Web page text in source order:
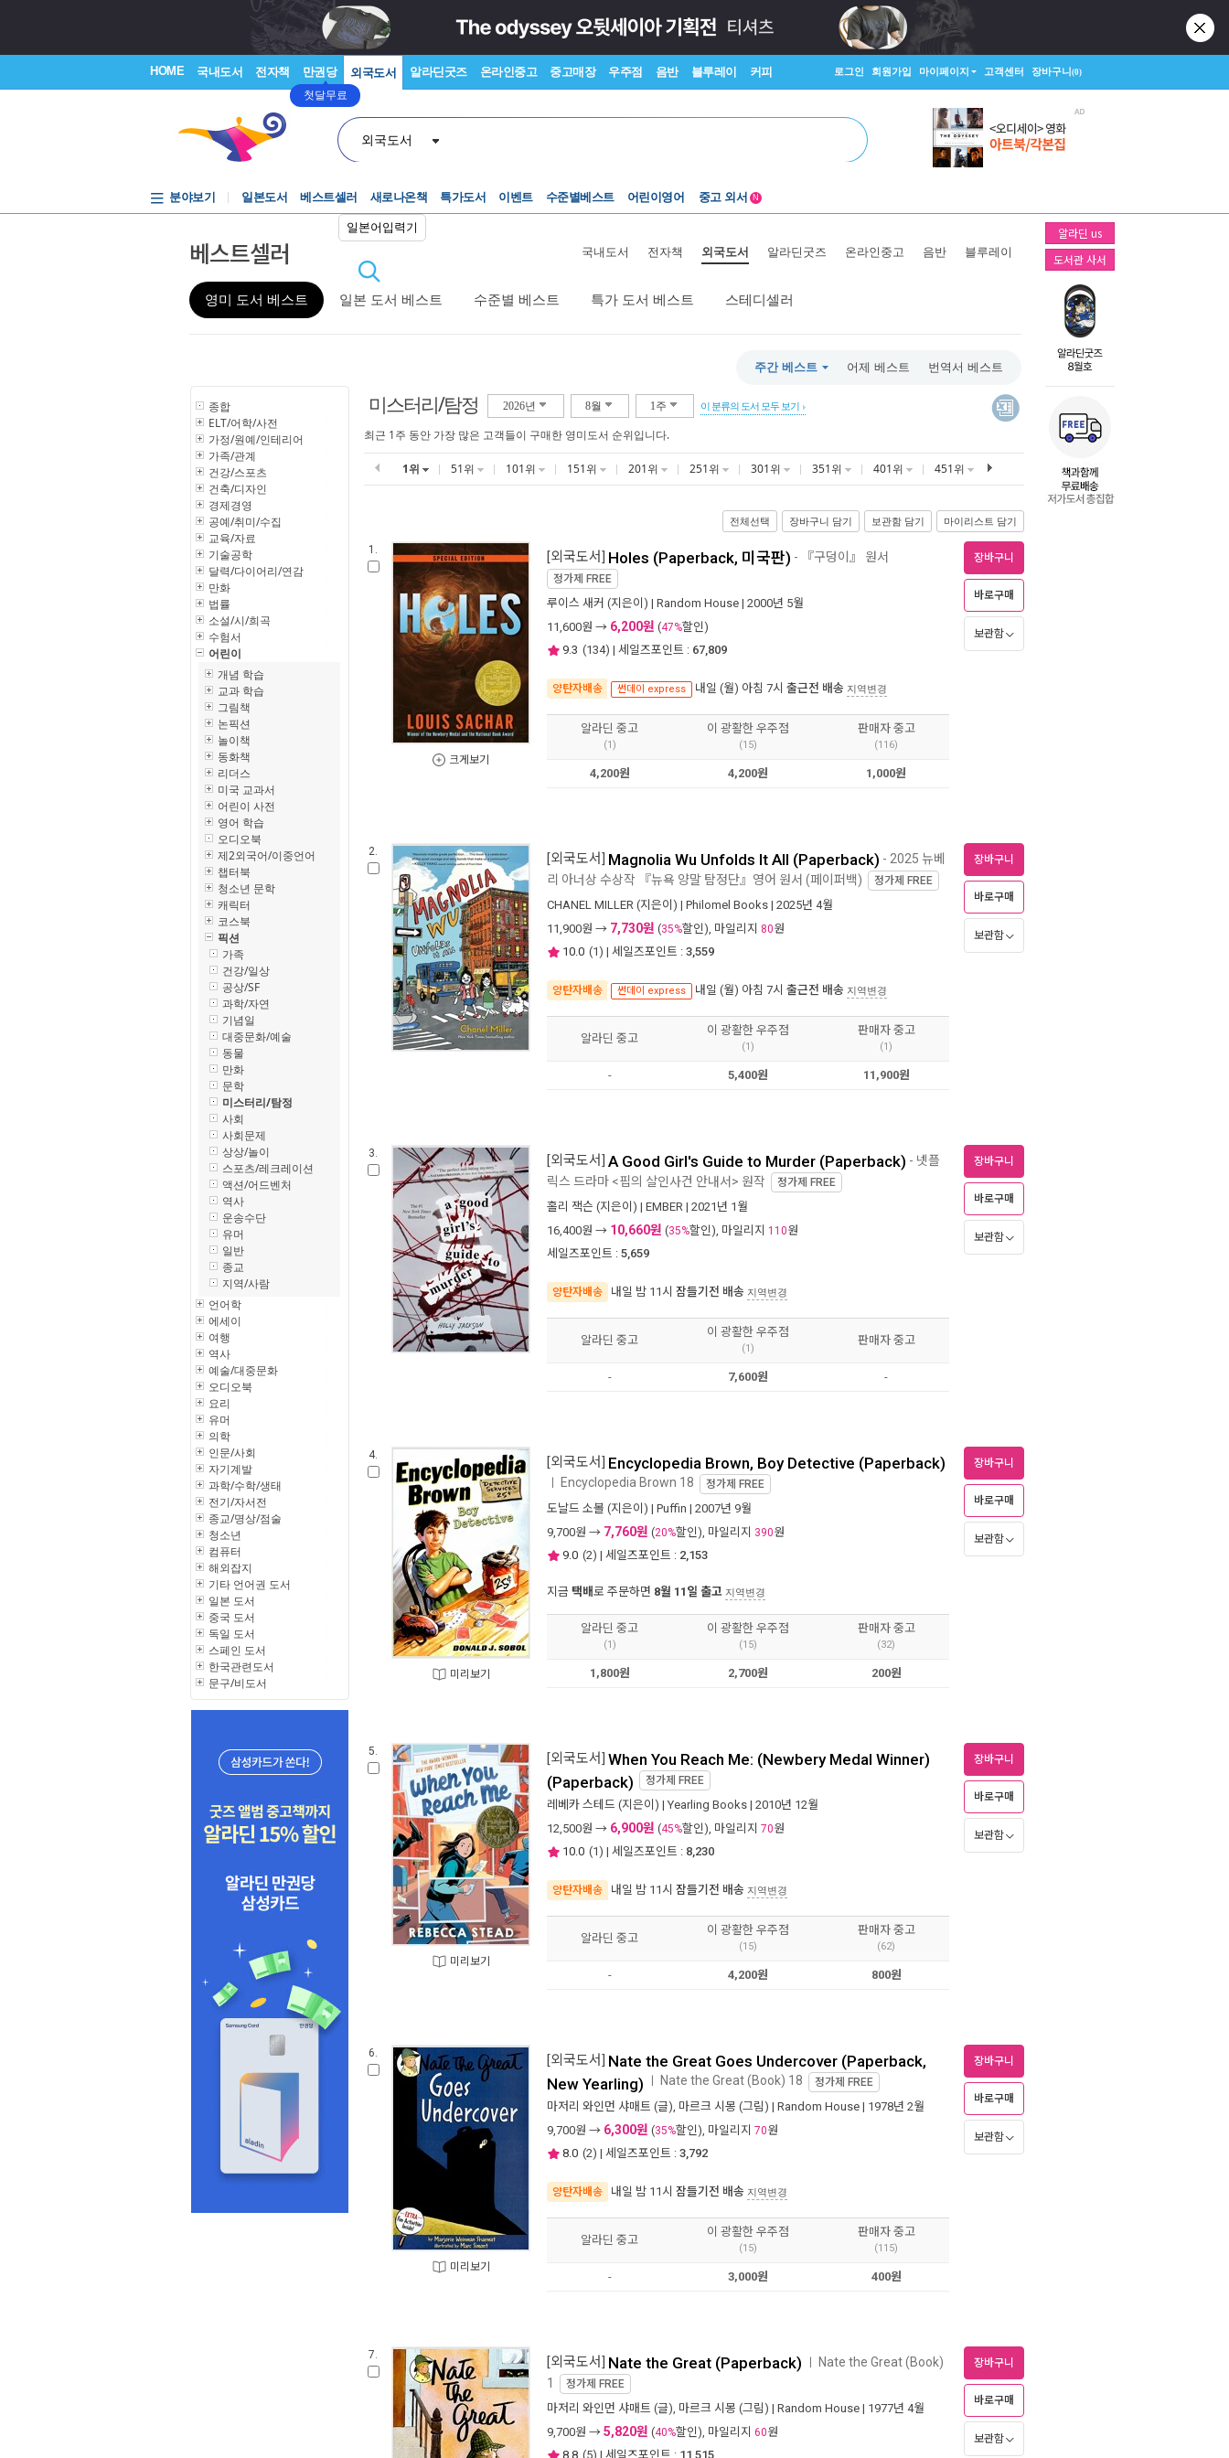
HOME 국내도서 전자책 만권당
첫달무료
외국도서 알라딘굿즈 온라인중고 중고매장 우주점 음반 블루레이 커피 로그인 회원가입 마이페이지 고객센터 장바구니(0)
외국도서
일본어입력기
분야보기 일본도서 베스트셀러 새로나온책 특가도서 이벤트
수준별베스트
어린이영어
중고 외서
중고 외서
N
알라딘 us
도서관 사서
베스트셀러 국내도서 전자책 외국도서 알라딘굿즈 온라인중고 음반 블루레이
영미 도서 베스트 일본 도서 베스트 수준별 베스트 특가 도서 베스트 스테디셀러
주간 베스트 어제 베스트 번역서 베스트
종합
ELT/어학/사전
가정/원예/인테리어
가족/관계
건강/스포츠
건축/디자인
경제경영
공예/취미/수집
교육/자료
기술공학
달력/다이어리/연감
만화
법률
소설/시/희곡
수험서
어린이
개념 학습
교과 학습
그림책
논픽션
놀이책
동화책
리더스
미국 교과서
어린이 사전
영어 학습
오디오북
제2외국어/이중언어
챕터북
청소년 문학
캐릭터
코스북
픽션
가족
건강/일상
공상/SF
과학/자연
기념일
대중문화/예술
동물
만화
문학
미스터리/탐정
사회
사회문제
상상/놀이
스포츠/레크레이션
액션/어드벤처
역사
운송수단
유머
일반
종교
지역/사람
언어학
에세이
여행
역사
예술/대중문화
오디오북
요리
유머
의학
인문/사회
자기계발
과학/수학/생태
전기/자서전
종교/명상/점술
청소년
컴퓨터
해외잡지
기타 언어권 도서
일본 도서
중국 도서
독일 도서
스페인 도서
한국관련도서
문구/비도서
미스터리/탐정 2026년 8월 1주 이 분류의 도서 모두 보기
최근 1주 동안 가장 많은 고객들이 구매한 영미도서 순위입니다.
1위 51위 101위 151위 201위 251위 301위 351위 401위 451위
전체선택 장바구니 담기 보관함 담기 마이리스트 담기
1.
크게보기
[외국도서] Holes (Paperback, 미국판) - 『구덩이』 원서
정가제 FREE
루이스 새커 (지은이) | Random House | 2000년 5월
11,600원 → 6,200원 (47%할인)
9.3 (134) | 세일즈포인트 : 67,809
양탄자배송 썬데이 express 내일 (월) 아침 7시 출근전 배송 지역변경
장바구니
바로구매
보관함
알라딘 중고
(1)
이 광활한 우주점
(15)
판매자 중고
(116)
4,200원 4,200원 1,000원
2. [외국도서] Magnolia Wu Unfolds It All (Paperback) - 2025 뉴베
리 아너상 수상작 『뉴욕 양말 탐정단』영어 원서 (페이퍼백) 정가제 FREE
CHANEL MILLER (지은이) | Philomel Books | 2025년 4월
11,900원 → 7,730원 (35%할인), 마일리지 80원
10.0 (1) | 세일즈포인트 : 3,559
양탄자배송 썬데이 express 내일 (월) 아침 7시 출근전 배송 지역변경
장바구니
바로구매
보관함
알라딘 중고
이 광활한 우주점
(1)
판매자 중고
(1)
- 5,400원 11,900원
3. [외국도서] A Good Girl's Guide to Murder (Paperback) - 넷플
릭스 드라마 <핍의 살인사건 안내서> 원작 정가제 FREE
홀리 잭슨 (지은이) | EMBER | 2021년 1월
16,400원 → 10,660원 (35%할인), 마일리지 110원
세일즈포인트 : 5,659
양탄자배송 내일 밤 11시 잠들기전 배송 지역변경
장바구니
바로구매
보관함
알라딘 중고
이 광활한 우주점
(1)
판매자 중고
- 7,600원 -
4.
미리보기
[외국도서] Encyclopedia Brown, Boy Detective (Paperback)
Encyclopedia Brown 18 정가제 FREE
도날드 소볼 (지은이) | Puffin | 2007년 9월
9,700원 → 7,760원 (20%할인), 마일리지 390원
9.0 (2) | 세일즈포인트 : 2,153
지금 택배로 주문하면 8월 11일 출고 지역변경
장바구니
바로구매
보관함
알라딘 중고
(1)
이 광활한 우주점
(15)
판매자 중고
(32)
1,800원 2,700원 200원
5.
미리보기
[외국도서] When You Reach Me: (Newbery Medal Winner)
(Paperback) 정가제 FREE
레베카 스테드 (지은이) | Yearling Books | 2010년 12월
12,500원 → 6,900원 (45%할인), 마일리지 70원
10.0 (1) | 세일즈포인트 : 8,230
양탄자배송 내일 밤 11시 잠들기전 배송 지역변경
장바구니
바로구매
보관함
알라딘 중고
이 광활한 우주점
(15)
판매자 중고
(62)
- 4,200원 800원
6.
미리보기
[외국도서] Nate the Great Goes Undercover (Paperback,
New Yearling) Nate the Great (Book) 18 정가제 FREE
마저리 와인먼 샤매트 (글), 마르크 시몽 (그림) | Random House | 1978년 2월
9,700원 → 6,300원 (35%할인), 마일리지 70원
8.0 (2) | 세일즈포인트 : 3,792
양탄자배송 내일 밤 11시 잠들기전 배송 지역변경
장바구니
바로구매
보관함
알라딘 중고
이 광활한 우주점
(15)
판매자 중고
(115)
- 3,000원 400원
7. [외국도서] Nate the Great (Paperback) Nate the Great (Book)
1 정가제 FREE
마저리 와인먼 샤매트 (글), 마르크 시몽 (그림) | Random House | 1977년 4월
9,700원 → 5,820원 (40%할인), 마일리지 60원
8.8 (5) | 세일즈포인트 : 11,515
장바구니
바로구매
보관함